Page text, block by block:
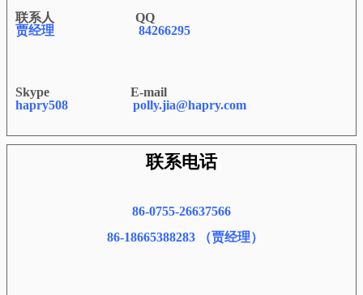
联系人 QQ
贾经理
84266295
Skype E-mail
hapry508
polly.jia@hapry.com
联系电话
86-0755-26637566
86-18665388283 （贾经理）